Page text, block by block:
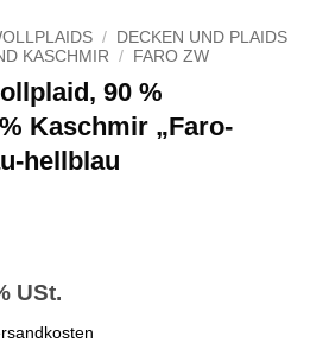
/
DECKEN UND PLAIDS
KASCHMIR / FARO ZW
90 %
Kaschmir „Faro-
hellblau
USt.